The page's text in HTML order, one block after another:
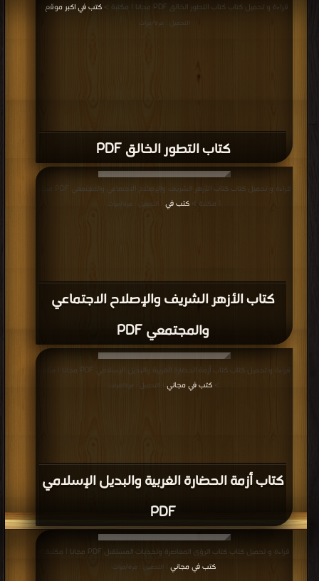
كتاب التطور الخالق PDF
قراءة و تحميل كتاب كتاب التطور الخالق PDF مجانا | مكتبة > كتب في اكبر موقع
التحميل : مرة/مرات
كتاب الأزهر الشريف والإصلاح الاجتماعي
والمجتمعي PDF
| مكتبة > كتب في | التحميل : مرة/مرات
كتاب أزمة الحضارة الغربية والبديل الإسلامي
PDF
قراءة و تحميل كتاب كتاب أزمة الحضارة الغربية والبديل الإسلامي PDF مجانا | مكتبة
> كتب في مجاني | التحميل : مرة/مرات
قراءة و تحميل كتاب كتاب الرؤى المعاصرة وتحديات المستقبل PDF مجانا | مكتبة >
كتب في مجاني | التحميل : مرة/مرات